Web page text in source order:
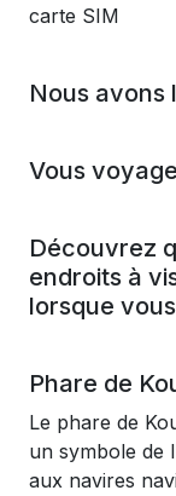
carte SIM
Nous avons
Vous
Découvrez
endroits à
lorsque
Phare de
Le phare de
un symbole de
aux navires